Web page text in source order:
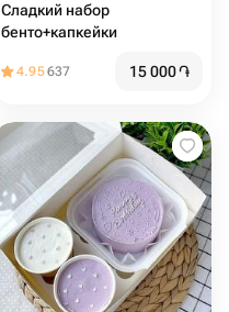
Сладкий набор
бенто+капкейки
4.95637 15 000֏